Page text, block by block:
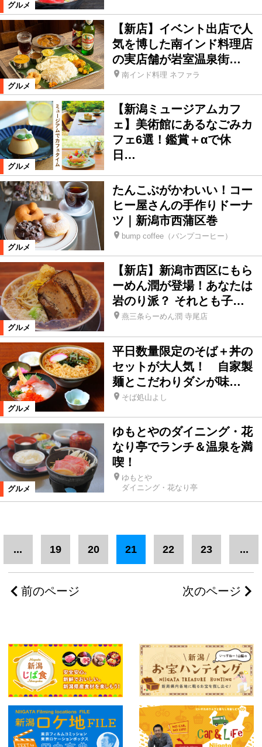
グルメ
グルメ
【新店】イベント出店で人
気を博した南インド料理店
の実店舗が岩室温泉街…
南インド料理 ネファラ
グルメ
【新潟ミュージアムカフ
ェ】美術館にあるなごみカ
フェ6選！鑑賞＋αで休
日…
グルメ
たんこぶがかわいい！コー
ヒー屋さんの手作りドーナ
ツ｜新潟市西蒲区巻
bump coffee（バンプコーヒー）
グルメ
【新店】新潟市西区にもら
ーめん潤が登場！あなたは
岩のり派？ それとも子…
燕三条らーめん潤 寺尾店
グルメ
平日数量限定のそば＋丼の
セットが大人気！ 自家製
麺とこだわりダシが味…
そば処山よし
グルメ
ゆもとやのダイニング・花
なり亭でランチ＆温泉を満
喫！
ゆもとや
ダイニング・花なり亭
前のページ
... 19 20 21 22 23 ...
次のページ